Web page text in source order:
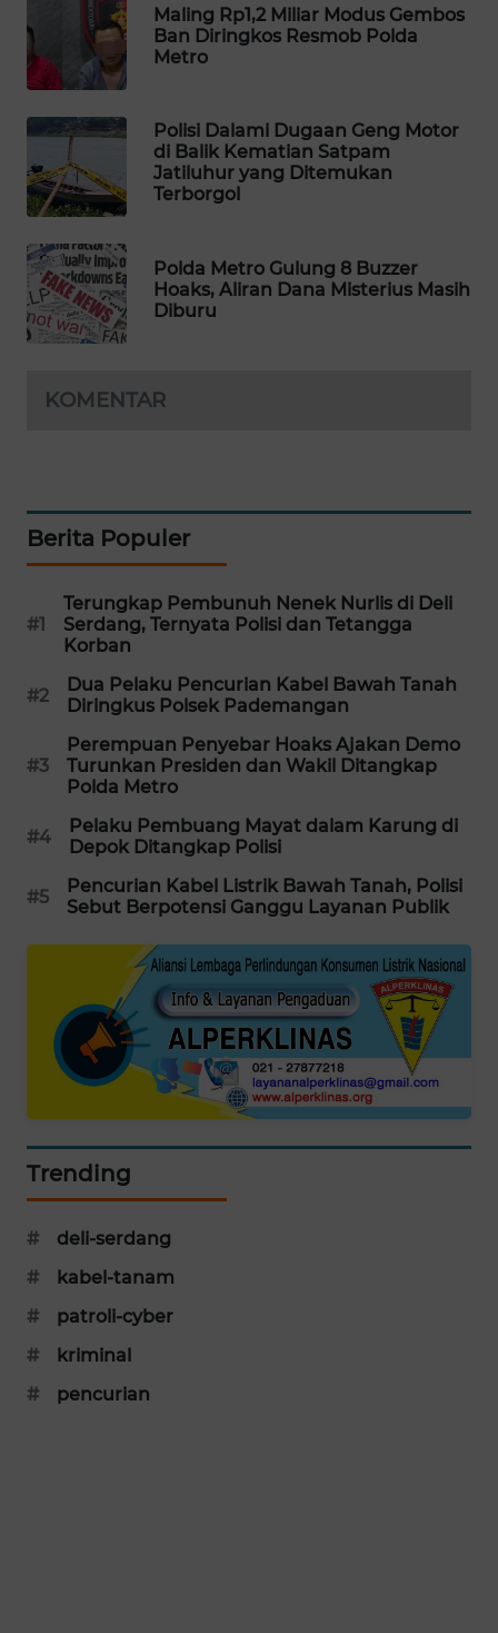
Maling Rp1,2 Miliar Modus Gembos
Ban Diringkos Resmob Polda
Metro
Polisi Dalami Dugaan Geng Motor
di Balik Kematian Satpam
Jatiluhur yang Ditemukan
Terborgol
Polda Metro Gulung 8 Buzzer
Hoaks, Aliran Dana Misterius Masih
Diburu
KOMENTAR
Berita Populer
#1
Terungkap Pembunuh Nenek Nurlis di Deli
Serdang, Ternyata Polisi dan Tetangga
Korban
#2
Dua Pelaku Pencurian Kabel Bawah Tanah
Diringkus Polsek Pademangan
#3
Perempuan Penyebar Hoaks Ajakan Demo
Turunkan Presiden dan Wakil Ditangkap
Polda Metro
#4
Pelaku Pembuang Mayat dalam Karung di
Depok Ditangkap Polisi
#5
Pencurian Kabel Listrik Bawah Tanah, Polisi
Sebut Berpotensi Ganggu Layanan Publik
Trending
#
deli-serdang
#
kabel-tanam
#
patroli-cyber
#
kriminal
#
pencurian
MASYARAKAT
KELISTRIKAN
WALINKI
ID
MAWAKA
ID
MARTABAT
NET
PLN
LKKI
KOPEKLIN
PORTAL
KONSUMEN
FORWAMKI
ALPERKLINAS
FORJASIDA
TAMBANG
NEWS
SITUNGIR
NEWS
SIDIKALANG
SIBARAGAS
NEWS
METRO
SIANTAR
METRO
NEWS